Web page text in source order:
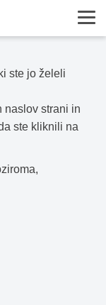
ste jo želeli
naslov strani in
ste kliknili na